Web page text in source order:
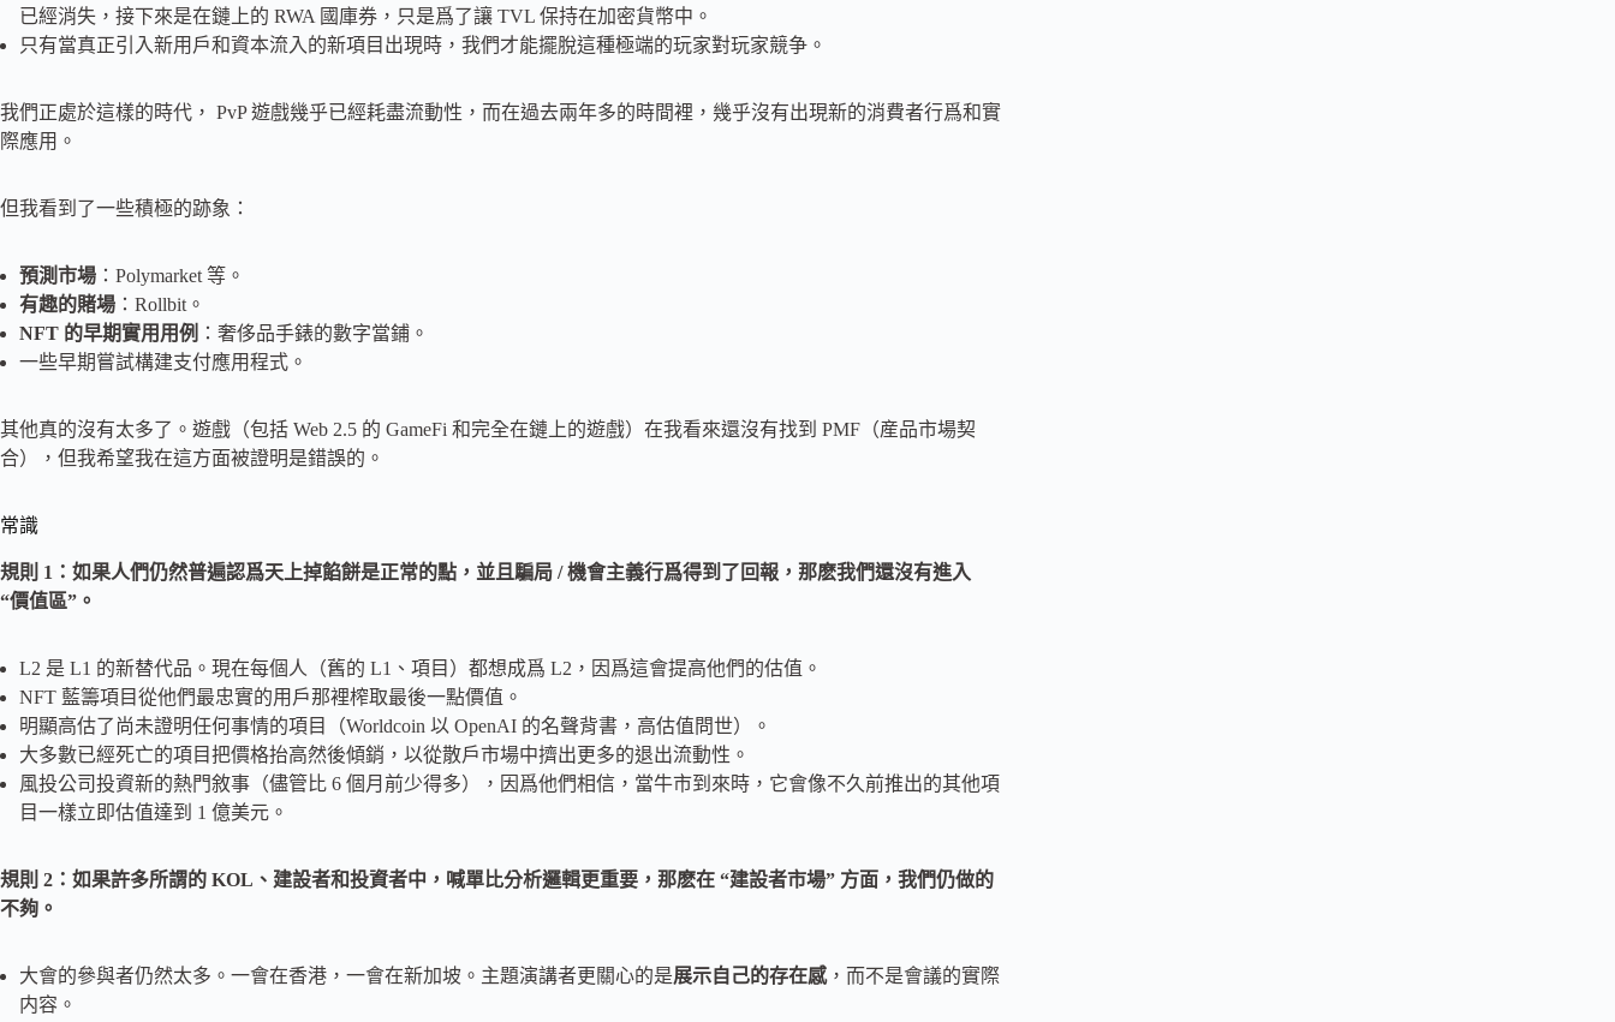
已經消失，接下來是在鏈上的 RWA 國庫券，只是爲了讓 TVL 保持在加密貨幣中。
只有當真正引入新用戶和資本流入的新項目出現時，我們才能擺脫這種極端的玩家對玩家競争。
我們正處於這樣的時代， PvP 遊戲幾乎已經耗盡流動性，而在過去兩年多的時間裡，幾乎沒有出現新的消費者行爲和實
際應用。
但我看到了一些積極的跡象：
預測市場 ：Polymarket 等。
有趣的賭場 ：Rollbit。
NFT 的早期實用用例 ：奢侈品手錶的數字當鋪。
一些早期嘗試構建支付應用程式。
其他真的沒有太多了。遊戲（包括 Web 2.5 的 GameFi 和完全在鏈上的遊戲）在我看來還沒有找到 PMF（産品市場契
合），但我希望我在這方面被證明是錯誤的。
常識
規則 1：如果人們仍然普遍認爲天上掉餡餅是正常的點，並且騙局 / 機會主義行爲得到了回報，那麽我們還沒有進入
“價值區”。
L2 是 L1 的新替代品。現在每個人（舊的 L1、項目）都想成爲 L2，因爲這會提高他們的估值。
NFT 藍籌項目從他們最忠實的用戶那裡榨取最後一點價值。
明顯高估了尚未證明任何事情的項目（Worldcoin 以 OpenAI 的名聲背書，高估值問世）。
大多數已經死亡的項目把價格抬高然後傾銷，以從散戶市場中擠出更多的退出流動性。
風投公司投資新的熱門敘事（儘管比 6 個月前少得多），因爲他們相信，當牛市到來時，它會像不久前推出的其他項
目一樣立即估值達到 1 億美元。
規則 2：如果許多所謂的 KOL、建設者和投資者中，喊單比分析邏輯更重要，那麽在 “建設者市場” 方面，我們仍做的
不夠。
大會的參與者仍然太多。一會在香港，一會在新加坡。主題演講者更關心的是展示自己的存在感，而不是會議的實際
内容。